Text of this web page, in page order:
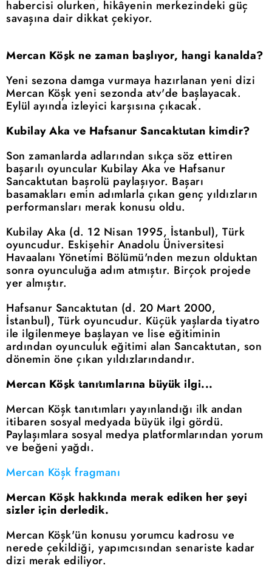
habercisi olurken, hikâyenin merkezindeki güç
savaşına dair dikkat çekiyor.
Mercan Köşk ne zaman başlıyor, hangi kanalda?
Yeni sezona damga vurmaya hazırlanan yeni dizi
Mercan Köşk yeni sezonda atv'de başlayacak.
Eylül ayında izleyici karşısına çıkacak.
Kubilay Aka ve Hafsanur Sancaktutan kimdir?
Son zamanlarda adlarından sıkça söz ettiren
başarılı oyuncular Kubilay Aka ve Hafsanur
Sancaktutan başrolü paylaşıyor. Başarı
basamakları emin adımlarla çıkan genç yıldızların
performansları merak konusu oldu.
Kubilay Aka (d. 12 Nisan 1995, İstanbul), Türk
oyuncudur. Eskişehir Anadolu Üniversitesi
Havaalanı Yönetimi Bölümü'nden mezun olduktan
sonra oyunculuğa adım atmıştır. Birçok projede
yer almıştır.
Hafsanur Sancaktutan (d. 20 Mart 2000,
İstanbul), Türk oyuncudur. Küçük yaşlarda tiyatro
ile ilgilenmeye başlayan ve lise eğitiminin
ardından oyunculuk eğitimi alan Sancaktutan, son
dönemin öne çıkan yıldızlarındandır.
Mercan Köşk tanıtımlarına büyük ilgi...
Mercan Köşk tanıtımları yayınlandığı ilk andan
itibaren sosyal medyada büyük ilgi gördü.
Paylaşımlara sosyal medya platformlarından yorum
ve beğeni yağdı.
Mercan Köşk fragmanı
Mercan Köşk hakkında merak ediken her şeyi
sizler için derledik.
Mercan Köşk'ün konusu yorumcu kadrosu ve
nerede çekildiği, yapımcısından senariste kadar
dizi merak ediliyor.